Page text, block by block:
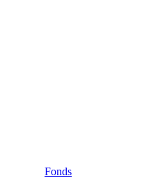
Fonds